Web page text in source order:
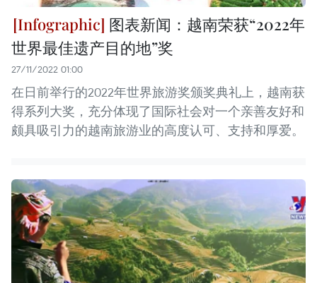
图表新闻：越南荣获“2022年
世界最佳遗产目的地”奖
27/11/2022 01:00
在日前举行的2022年世界旅游奖颁奖典礼上，越南获
得系列大奖，充分体现了国际社会对一个亲善友好和
颇具吸引力的越南旅游业的高度认可、支持和厚爱。